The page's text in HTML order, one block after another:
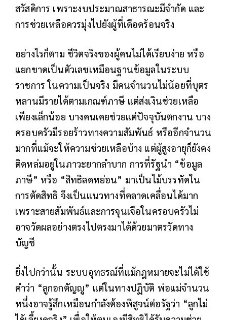
สวัสดิการ เพราะงบประมาณสาธารณะมีจำกัด และ
การช่วยเหลือควรมุ่งไปยังผู้ที่เดือดร้อนจริง
อย่างไรก็ตาม ชีวิตจริงของผู้คนไม่ได้เรียบง่าย หรือ
แยกขาดเป็นตัวเลขเหมือนฐานข้อมูลในระบบ
ราชการ ในความเป็นจริง มีคนจำนวนไม่น้อยที่บุตร
หลานมีรายได้ตามเกณฑ์ภาษี แต่ส่งเงินช่วยเหลือ
เพียงเล็กน้อย บางคนเคยช่วยแต่ปัจจุบันตกงาน บาง
ครอบครัวมีรอยร้าวทางความสัมพันธ์ หรืออีกจำนวน
มากที่แม้จะให้ความช่วยเหลือบ้าง แต่ผู้สูงอายุก็ยังคง
ติดหล่มอยู่ในภาวะยากลำบาก การที่รัฐนำ “ข้อมูล
ภาษี” หรือ “สิทธิลดหย่อน” มาเป็นไม้บรรทัดใน
การตัดสิทธิ จึงเป็นแนวทางที่คลาดเคลื่อนได้มาก
เพราะสายสัมพันธ์และการจุนเจือในครอบครัวไม่
อาจวัดผลอย่างตรงไปตรงมาได้ด้วยมาตรวัดทาง
บัญชี
ยิ่งไปกว่านั้น ระบบอุทธรณ์ที่แม้กฎหมายจะไม่ได้ใช้
คำว่า “ลูกอกตัญญู” แต่ในทางปฏิบัติ พ่อแม่จำนวน
หนึ่งอาจรู้สึกเหมือนกำลังต้องพิสูจน์ต่อรัฐว่า “ลูกไม่